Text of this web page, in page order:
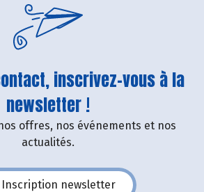
inscrivez-vous à la
newsletter !
offres, nos événements et nos
actualités.
Inscription newsletter